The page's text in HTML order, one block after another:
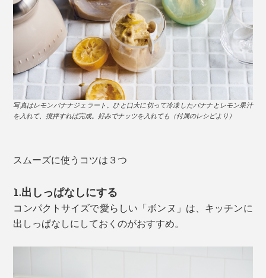
写真はレモンバナナジェラート。ひと口大に切って冷凍したバナナとレモン果汁
を入れて、撹拌すれば完成。好みでナッツを入れても（付属のレシピより）
スムーズに使うコツは３つ
1.出しっぱなしにする
コンパクトサイズで愛らしい「ボンヌ」は、キッチンに
出しっぱなしにしておくのがおすすめ。